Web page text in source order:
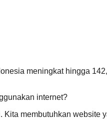
meningkat hingga
internet?
membutuhkan website